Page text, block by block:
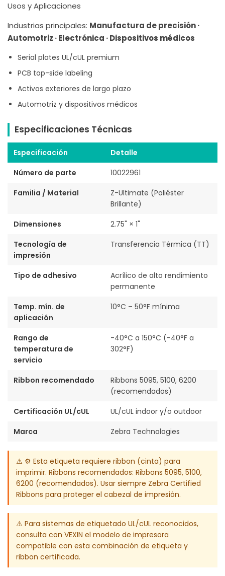
Usos y Aplicaciones
Industrias principales: Manufactura de precisión ·
Automotriz · Electrónica · Dispositivos médicos
Serial plates UL/cUL premium
PCB top-side labeling
Activos exteriores de largo plazo
Automotriz y dispositivos médicos
Especificaciones Técnicas
Especificación
Detalle
Número de parte
10022961
Familia / Material
Z-Ultimate (Poliéster
Brillante)
Dimensiones
2.75" × 1"
Tecnología de
impresión
Transferencia Térmica (TT)
Tipo de adhesivo
Acrílico de alto rendimiento
permanente
Temp. mín. de
aplicación
10°C – 50°F mínima
Rango de
temperatura de
servicio
-40°C a 150°C (-40°F a
302°F)
Ribbon recomendado
Ribbons 5095, 5100, 6200
(recomendados)
Certificación UL/cUL
UL/cUL indoor y/o outdoor
Marca
Zebra Technologies
⚠️ ⚙️ Esta etiqueta requiere ribbon (cinta) para
imprimir. Ribbons recomendados: Ribbons 5095, 5100,
6200 (recomendados). Usar siempre Zebra Certified
Ribbons para proteger el cabezal de impresión.
⚠️ Para sistemas de etiquetado UL/cUL reconocidos,
consulta con VEXIN el modelo de impresora
compatible con esta combinación de etiqueta y
ribbon certificada.